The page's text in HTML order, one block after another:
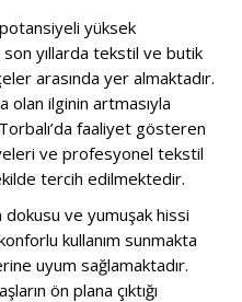
yüksek
yıllarda tekstil ve butik
arasında yer almaktadır.
olan ilginin artmasıyla
faaliyet gösteren
ve profesyonel tekstil
tercih edilmektedir.
dokusu ve yumuşak hissi
kullanım sunmakta
uyum sağlamaktadır.
ön plana çıktığı